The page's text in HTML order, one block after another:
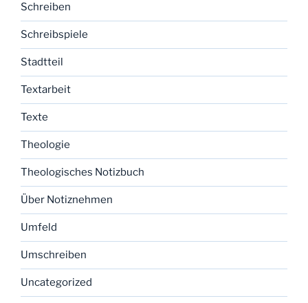
Schreiben
Schreibspiele
Stadtteil
Textarbeit
Texte
Theologie
Theologisches Notizbuch
Über Notiznehmen
Umfeld
Umschreiben
Uncategorized